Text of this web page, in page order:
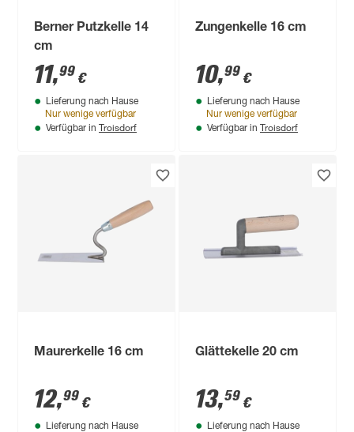
Berner Putzkelle 14
cm
11,99 €
Lieferung nach Hause
Nur wenige verfügbar
Verfügbar in Troisdorf
Zungenkelle 16 cm
10,99 €
Lieferung nach Hause
Nur wenige verfügbar
Verfügbar in Troisdorf
Maurerkelle 16 cm
12,99 €
Lieferung nach Hause
Glättekelle 20 cm
13,59 €
Lieferung nach Hause